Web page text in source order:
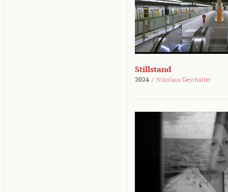
Stillstand
2024 / Nikolaus Geyrhalter